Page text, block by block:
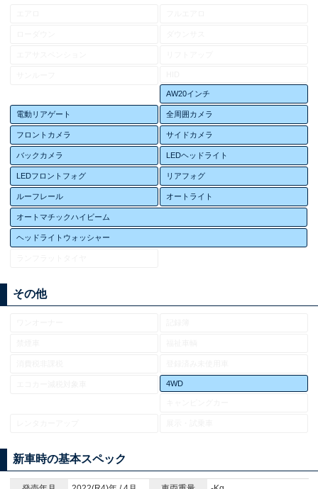
AW20インチ
電動リアゲート 全周囲カメラ
フロントカメラ サイドカメラ
バックカメラ LEDヘッドライト
LEDフロントフォグ リアフォグ
ルーフレール オートライト
オートマチックハイビーム
ヘッドライトウォッシャー
その他
4WD
新車時の基本スペック